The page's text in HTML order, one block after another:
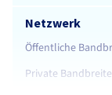
Netzwerk
Öffentliche
Private Bandbreite